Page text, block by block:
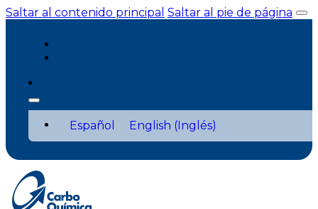
Saltar al contenido principal Saltar al pie de página
Español English (Inglés)